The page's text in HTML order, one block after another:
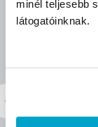
minél teljesebb
látogatóinknak.
Elysium